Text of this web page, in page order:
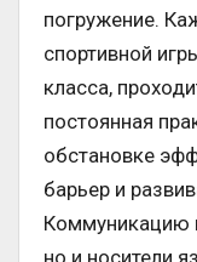
погружение.
спортивной
класса,
постоянная
обстановке
барьер и
Коммуникацию